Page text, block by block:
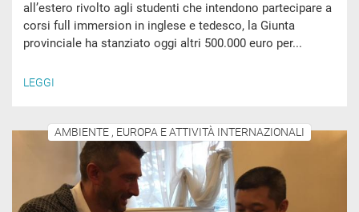
all’estero rivolto agli studenti che intendono partecipare a
corsi full immersion in inglese e tedesco, la Giunta
provinciale ha stanziato oggi altri 500.000 euro per...
LEGGI
AMBIENTE , EUROPA E ATTIVITÀ INTERNAZIONALI